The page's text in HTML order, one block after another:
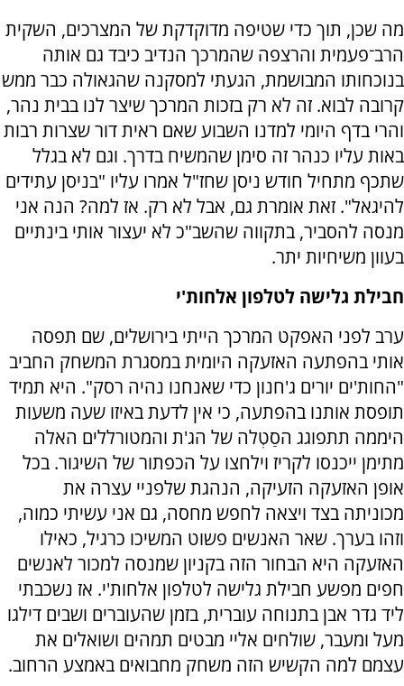
מה שכן, תוך כדי שטיפה מדוקדקת של המצרכים, השקית
הרב־פעמית והרצפה שהמרכך הנדיב כיבד גם אותה
בנוכחותו המבושמת, הגעתי למסקנה שהגאולה כבר ממש
קרובה לבוא. זה לא רק בזכות המרכך שיצר לנו בבית נהר,
והרי בדף היומי למדנו השבוע שאם ראית דור שצרות רבות
באות עליו כנהר זה סימן שהמשיח בדרך. וגם לא בגלל
שתכף מתחיל חודש ניסן שחז"ל אמרו עליו "בניסן עתידים
להיגאל". זאת אומרת גם, אבל לא רק. אז למה? הנה אני
מנסה להסביר, בתקווה שהשב"כ לא יעצור אותי בינתיים
בעוון משיחיות יתר.
חבילת גלישה לטלפון אלחות'י
ערב לפני האפקט המרכך הייתי בירושלים, שם תפסה
אותי בהפתעה האזעקה היומית במסגרת המשחק החביב
"החות'ים יורים ג'חנון כדי שאנחנו נהיה רסק". היא תמיד
תופסת אותנו בהפתעה, כי אין לדעת באיזו שעה משעות
היממה תתפוגג הסַטְלה של הג'ת והמטורללים האלה
מתימן ייכנסו לקריז וילחצו על הכפתור של השיגור. בכל
אופן האזעקה הזעיקה, הנהגת שלפניי עצרה את
מכוניתה בצד ויצאה לחפש מחסה, גם אני עשיתי כמוה,
וזהו בערך. שאר האנשים פשוט המשיכו כרגיל, כאילו
האזעקה היא הבחור הזה בקניון שמנסה למכור לאנשים
חפים מפשע חבילת גלישה לטלפון אלחות'י. אז נשכבתי
ליד גדר אבן בתנוחה עוברית, בזמן שהעוברים ושבים דילגו
מעל ומעבר, שולחים אליי מבטים תמהים ושואלים את
עצמם למה הקשיש הזה משחק מחבואים באמצע הרחוב.